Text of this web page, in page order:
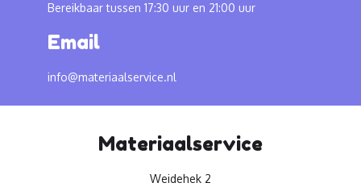
Bereikbaar tussen 17:30 uur en 21:00 uur
Email
info@materiaalservice.nl
Materiaalservice
Weidehek 2